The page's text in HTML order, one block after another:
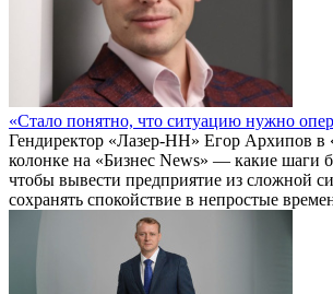
«Стало понятно, что ситуацию нужно
Гендиректор «Лазер-НН» Егор Архипов в
колонке на «Бизнес News» — какие шаги
чтобы вывести предприятие из сложной
сохранять спокойствие в непростые